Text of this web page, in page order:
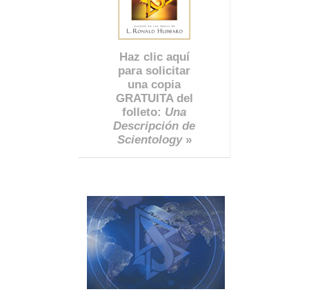
Haz clic aquí
para solicitar
una copia
GRATUITA del
folleto: Una
Descripción de
Scientology»